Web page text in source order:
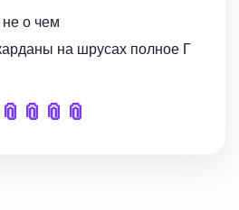
не о чем
на шрусах полное Г
📎 📎 📎 📎